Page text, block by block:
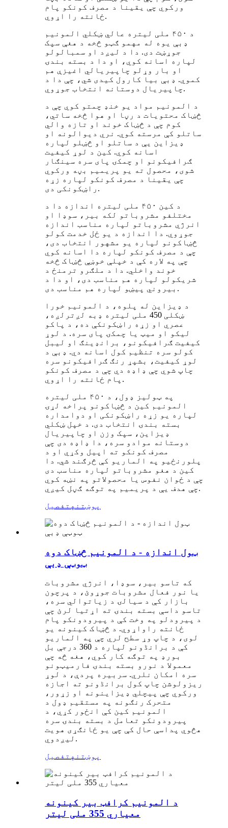
ورکوي چې یقینا د مصرف کونکو پام
ځانته را اړوي.
د ۴۵۰ ملی لیتره عالي ښکلي المونیم
ډبې یوه له مهمو ګټو څخه د هغې سپک
جوړښت دی. دا د لیږد او سمبالولو
لپاره اسانه کوي، او دا د بسته بندۍ
او بار وړلو چاپیریالي اغیزې هم
کموي. ډبې بیا کارول کیدی شي، چې دا د
چاپیریال دوستانه انتخاب جوړوي.
د المونیم مواد یو خنډ چمتو کوي چې د
څښاک محتويات د رڼا او هوا څخه ساتي،
کوم چې د څښاک خوند او تازه والي
ساتلو کې مرسته کوي. نري دیوالونه او
ډیزاین یې د ساتلو او څښلو لپاره
اسانه کوي. کین د لوړ کیفیت
ګرافیکونو او چمکۍ پای سره سینګار
شوی، محصول ته یو پریمیم بڼه ورکوي
چې یقینا د مصرف کونکو لپاره زړه
راښکونکی دی.
د کین ۴۵۰ ملی لیتره اندازه دا د
مختلفو مشروباتو لکه بیر، سوډا او
انرژي مشروباتو لپاره مناسب اندازه
جوړوي. دا اندازه د یو ځل خدمت کولو
څښاکونو لپاره یو مشهور انتخاب دی،
چې د مصرف کونکو لپاره دا اسانه کوي
چې په لاره کې د خپلې خوښې څښاک څخه
خوند واخلي. دا د ملګرو ترمنځ د
شریکولو لپاره هم مناسب دی، او دا د
بیروني پیښو لپاره هم مناسب دی.
د ډیزاین له پلوه، د المونیم خورا
ښکلی 450 ملی لیتره ډبه لږترلږه،
عصري او زړه راښکونکې ده، د پاکو
لیکو او میټ یا چمکۍ پای سره. د لوړ
کیفیت ګرافیکونو، برانډینګ او لیبل
کولو سره تنظیم کول اسانه دي. ډبې د
لوړ کیفیت، بشپړ رنګ ګرافیکونو سره
چاپ شوي چې ډاډه دي چې د مصرف کونکو
پام ځانته را اړوي.
په ټولیز ډول، د ۴۵۰ ملی لیتره
المونیم کین د څښاکونو پراخه لړۍ
لپاره یو زړه راښکونکی او دوامداره
بسته بندۍ انتخاب دی. د خپل ښکلي
ډیزاین، سپک وزن او چاپیریال
دوستانه موادو سره، دا ډاډه دی چې
مصرف کونکو ته اپیل وکړي او د
پلورنځیو په الماریو کې څرګند شي. دا
کین د هغو مشروباتو لپاره مناسب دی
چې د ځوان نفوس یا محصولاتو په نښه کوي
چې هدف یې د پریمیم په توګه ګڼل کیږي.
پوښتنه تفصیل
ټول اندازه - د المونیم څښاک دوه
ټوټې ډبې
که تاسو بیر، سوډا، انرژي مشروبات
یا نور فعال مشروبات جوړوئ، د پرچون
بازار کې د سیالۍ د زیاتوالي سره،
تاسو داسې بسته بندۍ ته اړتیا لرئ چې
د پیرودلو په وخت کې د پیرودونکو پام
ځانته راواړوي. د څښاک کینونه یو
لوی، د چاپ وړ سطح لري چې په الماریو
کې د برانڈونو لپاره د 360 درجې بل
بورډ په توګه کار کوي، هغه څه چې
معمولا د نورو بسته بندۍ فارمیټونو
سره امکان نلري. سربیره پردې، د لوړ
ریزولوشن چاپ کول برانڈونو ته اجازه
ورکوي چې پیچلي ډیزاینونه او زړور،
متحرک رنګونه په مستقیم ډول د
المونیم کین کې انځور کړي، د
پیرودونکو تعامل د بسته بندۍ سره
هڅوي پداسې حال کې چې یو ځانګړی هویت
لیږدوي.
پوښتنه تفصیل
د المونیم کرافټ بیر کینونه
معیاري 355 ملی لیتر